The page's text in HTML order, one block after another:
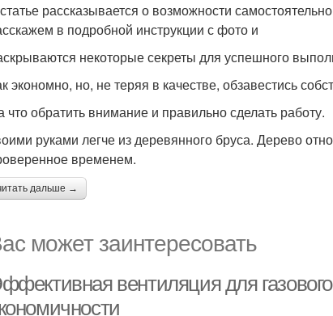
рассказывается о возможности
в подробной инструкции с фото и
некоторые секреты для успешного
экономно, но, не теряя в качестве, обзавестись
что обратить внимание и правильно сделать работу.
руками легче из деревянного бруса. Дерево
временем.
дальше →
может заинтересовать
вентиляция для